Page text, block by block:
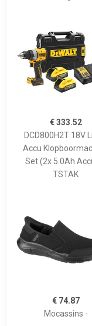
€ 333.52
DCD800H2T 18V
Accu
Set (2x 5.0Ah
TSTAK
€ 74.87
Mocassins -